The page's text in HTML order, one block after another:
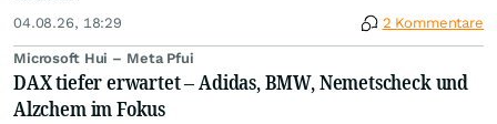
04.08.26, 18:29 2 Kommentare
Microsoft Hui – Meta Pfui
DAX tiefer erwartet – Adidas, BMW, Nemetscheck und
Alzchem im Fokus